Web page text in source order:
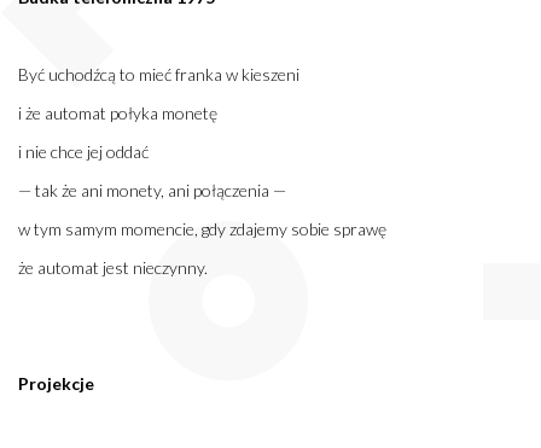
Być uchodźcą to mieć franka w kieszeni
i że automat połyka monetę
i nie chce jej oddać
— tak że ani monety, ani połączenia —
w tym samym momencie, gdy zdajemy sobie sprawę
że automat jest nieczynny.
Projekcje